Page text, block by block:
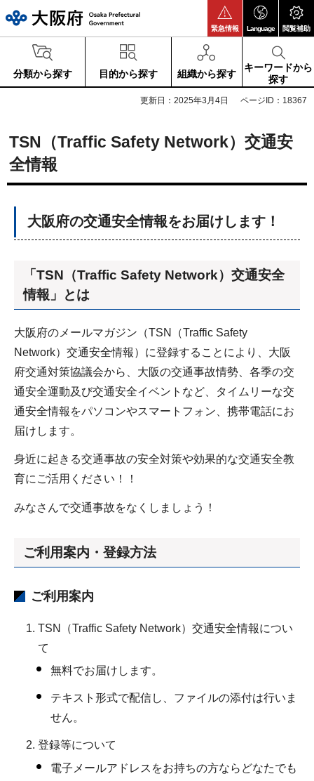
緊急情報 Language 閲覧補助
分類から探す 目的から探す 組織から探す
キーワードから
探す
更新日：2025年3月4日 ページID：18367
TSN（Traffic Safety Network）交通安
全情報
大阪府の交通安全情報をお届けします！
「TSN（Traffic Safety Network）交通安全
情報」とは
大阪府のメールマガジン（TSN（Traffic Safety
Network）交通安全情報）に登録することにより、大阪
府交通対策協議会から、大阪の交通事故情勢、各季の交
通安全運動及び交通安全イベントなど、タイムリーな交
通安全情報をパソコンやスマートフォン、携帯電話にお
届けします。
身近に起きる交通事故の安全対策や効果的な交通安全教
育にご活用ください！！
みなさんで交通事故をなくしましょう！
ご利用案内・登録方法
ご利用案内
TSN（Traffic Safety Network）交通安全情報につい
て
無料でお届けします。
テキスト形式で配信し、ファイルの添付は行いま
せん。
登録等について
電子メールアドレスをお持ちの方ならどなたでも